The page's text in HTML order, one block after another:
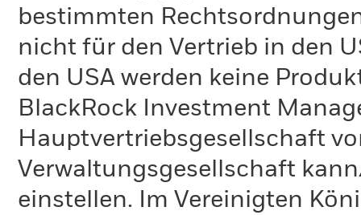
bestimmten
nicht für den Vertrieb in den
den USA werden keine
BlackRock Investment
Hauptvertriebsgesellschaft
Verwaltungsgesellschaft
einstellen. Im Vereinigten